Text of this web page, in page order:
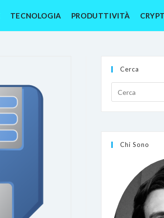
TECNOLOGIA PRODUTTIVITÀ
Cerca
Chi Sono